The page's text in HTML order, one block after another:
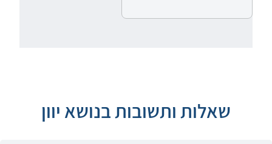
שאלות ותשובות בנושא יוון